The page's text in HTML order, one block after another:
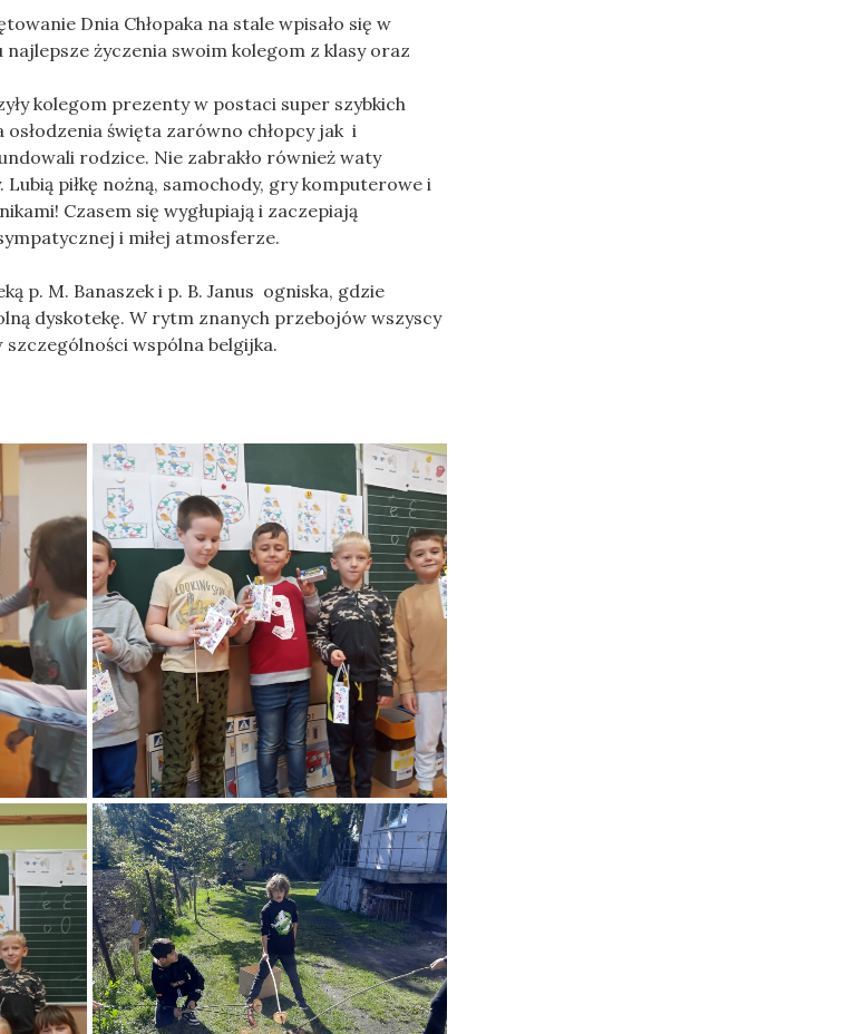
Dnia Chłopaka na stale wpisało się w
życzenia swoim kolegom z klasy oraz
kolegom prezenty w postaci super szybkich
święta zarówno chłopcy jak i
rodzice. Nie zabrakło również waty
piłkę nożną, samochody, gry komputerowe i
Czasem się wygłupiają i zaczepiają
i miłej atmosferze.
p. M. Banaszek i p. B. Janus ogniska, gdzie
dyskotekę. W rytm znanych przebojów wszyscy
szczególności wspólna belgijka.